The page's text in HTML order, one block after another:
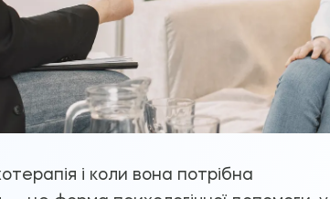
і коли вона потрібна